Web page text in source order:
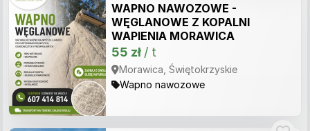
WAPNO NAWOZOWE -
WĘGLANOWE Z KOPALNI
WAPIENIA MORAWICA
55 zł / t
Morawica, Świętokrzyskie
Wapno nawozowe